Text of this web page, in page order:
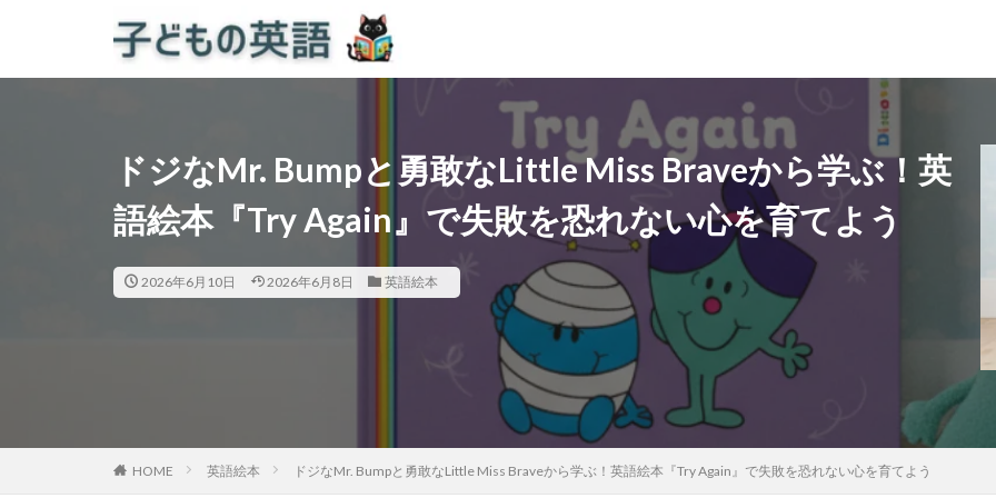
ドジなMr. Bumpと勇敢なLittle Miss Braveから学ぶ！英
語絵本『Try Again』で失敗を恐れない心を育てよう
2026年6月10日 2026年6月8日 英語絵本
HOME 英語絵本 ドジなMr. Bumpと勇敢なLittle Miss Braveから学ぶ！英語絵本『Try Again』で失敗を恐れない心を育てよう